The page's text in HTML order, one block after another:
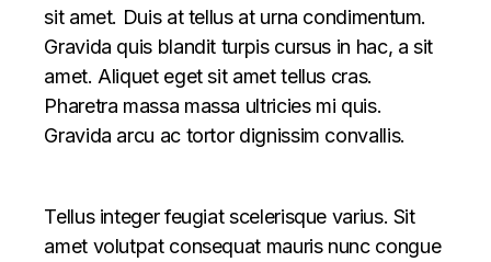
sit amet. Duis at tellus at urna condimentum.
Gravida quis blandit turpis cursus in hac, a sit
amet. Aliquet eget sit amet tellus cras.
Pharetra massa massa ultricies mi quis.
Gravida arcu ac tortor dignissim convallis.
Tellus integer feugiat scelerisque varius. Sit
amet volutpat consequat mauris nunc congue